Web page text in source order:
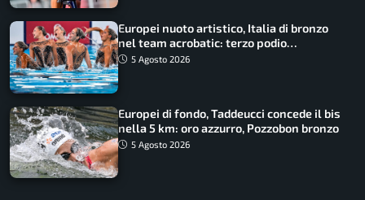
Europei nuoto artistico, Italia di bronzo
nel team acrobatic: terzo podio
consecutivo
5 Agosto 2026
Europei di fondo, Taddeucci concede il bis
nella 5 km: oro azzurro, Pozzobon bronzo
5 Agosto 2026